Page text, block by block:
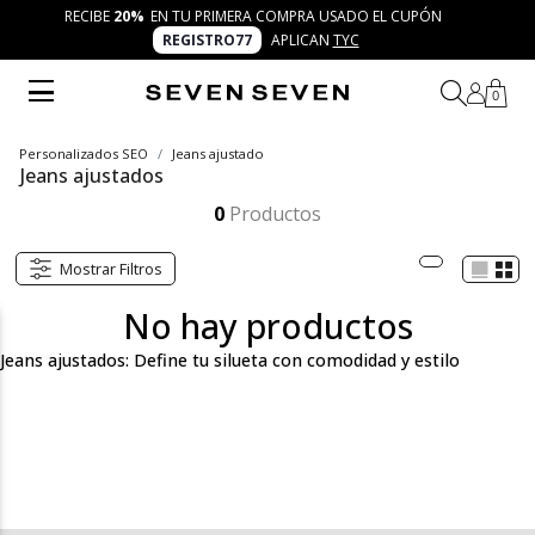
RECIBE 20% EN TU PRIMERA COMPRA USADO EL CUPÓN
REGISTRO77
APLICAN TYC
0
Personalizados SEO Jeans ajustado
Jeans ajustados
0 Productos
Mostrar Filtros
No hay productos
Jeans ajustados: Define tu silueta con comodidad y estilo
puedan usarse tanto en planes casuales como en salidas más